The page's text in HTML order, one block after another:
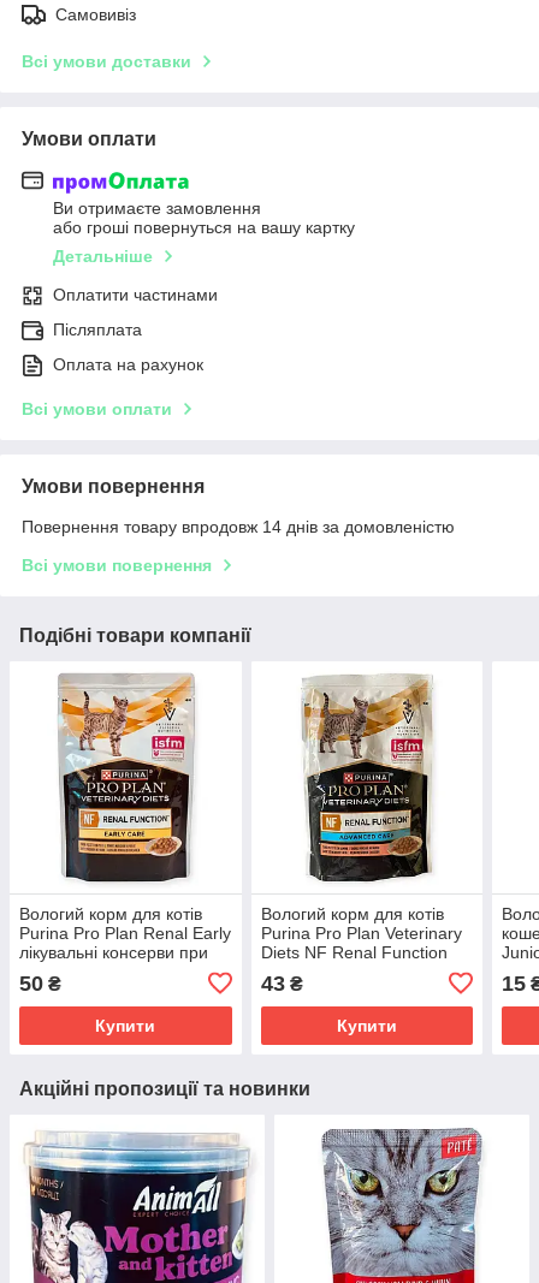
Самовивіз
Всі умови доставки
Умови оплати
Ви отримаєте замовлення
або гроші повернуться на вашу картку
Детальніше
Оплатити частинами
Післяплата
Оплата на рахунок
Всі умови оплати
Умови повернення
Повернення товару впродовж 14 днів за домовленістю
Всі умови повернення
Подібні товари компанії
Вологий корм для котів
Purina Pro Plan Renal Early
лікувальні консерви при
нирковій недостатності з
куркою 85г
50 ₴
Купити
Вологий корм для котів
Purina Pro Plan Veterinary
Diets NF Renal Function
Advanced Care з лососем
85г при хворобах нирок
43₴
Купити
15
Акційні пропозиції та новинки